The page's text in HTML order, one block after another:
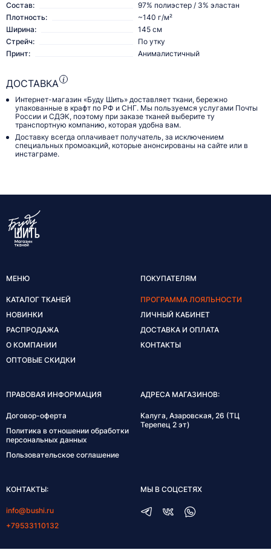
Состав:
97% полиэстер / 3% эластан
Плотность:
~140 г/м²
Ширина:
145 см
Стрейч:
По утку
Принт:
Анималистичный
ДОСТАВКА
Интернет-магазин «Буду Шить» доставляет ткани, бережно
упакованные в крафт по РФ и СНГ. Мы пользуемся услугами Почты
России и СДЭК, поэтому при заказе тканей выберите ту
транспортную компанию, которая удобна вам.
Доставку всегда оплачивает получатель, за исключением
специальных промоакций, которые анонсированы на сайте или в
инстаграме.
МЕНЮ
КАТАЛОГ ТКАНЕЙ
НОВИНКИ
РАСПРОДАЖА
О КОМПАНИИ
ОПТОВЫЕ СКИДКИ
ПОКУПАТЕЛЯМ
ПРОГРАММА ЛОЯЛЬНОСТИ
ЛИЧНЫЙ КАБИНЕТ
ДОСТАВКА И ОПЛАТА
КОНТАКТЫ
ПРАВОВАЯ ИНФОРМАЦИЯ
Договор-оферта
Политика в отношении обработки
персональных данных
Пользовательское соглашение
АДРЕСА МАГАЗИНОВ:
Калуга, Азаровская, 26 (ТЦ
Терепец 2 эт)
КОНТАКТЫ:
info@bushi.ru
+79533110132
МЫ В СОЦСЕТЯХ